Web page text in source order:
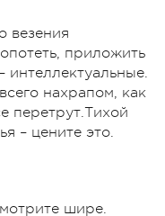
везения
приложить
нахрапом, как
перетрут.Тихой
– цените это.
шире.